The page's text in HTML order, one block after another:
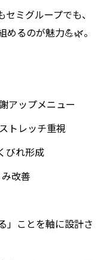
ミグループでも、
めるのが魅力💪🌿。
アップメニュー
トレッチ重視
びれ形成
改善
」ことを軸に設計さ